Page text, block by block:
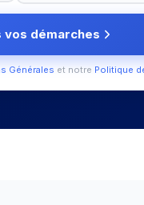
vos démarches
Générales et notre Politique